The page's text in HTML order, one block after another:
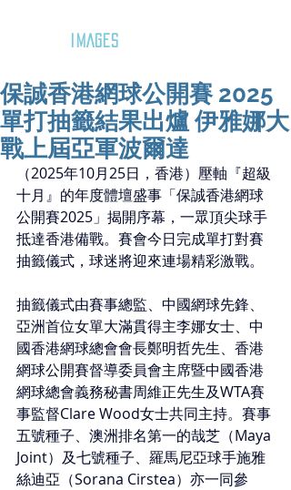
IMAGES
保誠香港網球公開賽 2025
單打抽籤結果出爐 伊雅娜大
戰上屆亞軍波爾達
（2025年10月25日，香港）壓軸『超級
十月』的年度體壇盛事「保誠香港網球
公開賽2025」揭開序幕，一眾頂尖球手
抵達香港備戰。賽會今日完成單打對賽
抽籤儀式，球迷將迎來連場精彩激戰。
抽籤儀式由賽事總監、中國網球先鋒、
亞洲首位女單大滿貫得主李娜女士、中
國香港網球總會會長鄭明哲先生、香港
網球公開賽督導委員會主席暨中國香港
網球總會義務秘書周維正先生及WTA賽
事監督Clare Wood女士共同主持。賽事
五號種子、澳洲排名第一的哉芝（Maya
Joint）及七號種子、羅馬尼亞球手施雅
絲迪亞（Sorana Cirstea）亦一同參